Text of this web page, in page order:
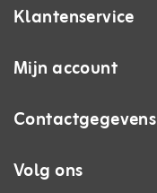
Klantenservice
Mijn account
Contactgegevens
Volg ons